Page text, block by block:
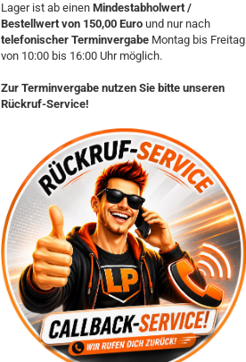
Lager ist ab einen Mindestabholwert /
Bestellwert von 150,00 Euro und nur nach
telefonischer Terminvergabe Montag bis Freitag
von 10:00 bis 16:00 Uhr möglich.
Zur Terminvergabe nutzen Sie bitte unseren
Rückruf-Service!